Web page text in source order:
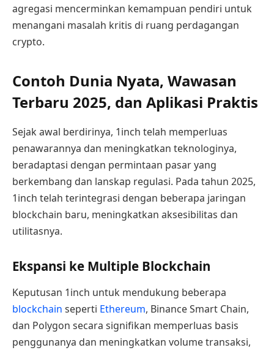
agregasi mencerminkan kemampuan pendiri untuk
menangani masalah kritis di ruang perdagangan
crypto.
Contoh Dunia Nyata, Wawasan
Terbaru 2025, dan Aplikasi Praktis
Sejak awal berdirinya, 1inch telah memperluas
penawarannya dan meningkatkan teknologinya,
beradaptasi dengan permintaan pasar yang
berkembang dan lanskap regulasi. Pada tahun 2025,
1inch telah terintegrasi dengan beberapa jaringan
blockchain baru, meningkatkan aksesibilitas dan
utilitasnya.
Ekspansi ke Multiple Blockchain
Keputusan 1inch untuk mendukung beberapa
blockchain seperti Ethereum, Binance Smart Chain,
dan Polygon secara signifikan memperluas basis
penggunanya dan meningkatkan volume transaksi,